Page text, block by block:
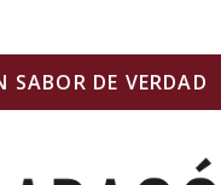
SABOR DE VERDAD